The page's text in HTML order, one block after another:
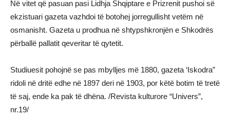
Në vitet që pasuan pasi Lidhja Shqiptare e Prizrenit pushoi së
ekzistuari gazeta vazhdoi të botohej jorregullisht vetëm në
osmanisht. Gazeta u prodhua në shtypshkronjën e Shkodrës
përballë pallatit qeveritar të qytetit.
Studiuesit pohojnë se pas mbylljes më 1880, gazeta ‘Iskodra”
ridoli në dritë edhe në 1897 deri në 1903, por këtë botim të tretë
të saj, ende ka pak të dhëna. /Revista kulturore “Univers”,
nr.19/